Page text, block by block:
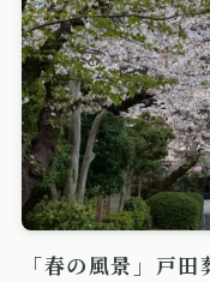
「春の風景」戸